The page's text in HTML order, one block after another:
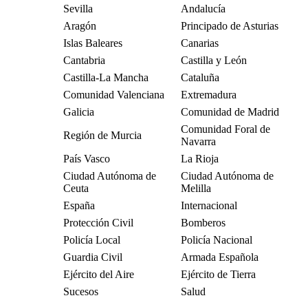
Sevilla
Andalucía
Aragón
Principado de Asturias
Islas Baleares
Canarias
Cantabria
Castilla y León
Castilla-La Mancha
Cataluña
Comunidad Valenciana
Extremadura
Galicia
Comunidad de Madrid
Región de Murcia
Comunidad Foral de
Navarra
País Vasco
La Rioja
Ciudad Autónoma de
Ceuta
Ciudad Autónoma de
Melilla
España
Internacional
Protección Civil
Bomberos
Policía Local
Policía Nacional
Guardia Civil
Armada Española
Ejército del Aire
Ejército de Tierra
Sucesos
Salud